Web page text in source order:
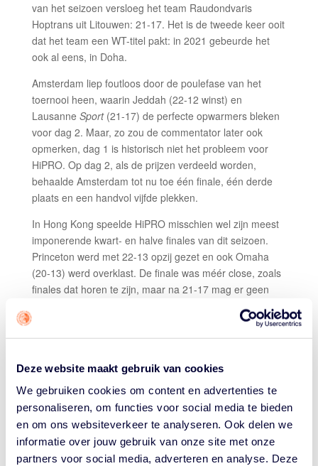
Deze website maakt gebruik van cookies
We gebruiken cookies om content en advertenties te
personaliseren, om functies voor social media te bieden
en om ons websiteverkeer te analyseren. Ook delen we
informatie over jouw gebruik van onze site met onze
partners voor social media, adverteren en analyse. Deze
van het seizoen versloeg het team Raudondvaris
Hoptrans uit Litouwen: 21-17. Het is de tweede keer ooit
dat het team een WT-titel pakt: in 2021 gebeurde het
ook al eens, in Doha.
Amsterdam liep foutloos door de poulefase van het
toernooi heen, waarin Jeddah (22-12 winst) en
Lausanne Sport(21-17) de perfecte opwarmers bleken
voor dag 2. Maar, zo zou de commentator later ook
opmerken, dag 1 is historisch niet het probleem voor
HiPRO. Op dag 2, als de prijzen verdeeld worden,
behaalde Amsterdam tot nu toe één finale, één derde
plaats en een handvol vijfde plekken.
In Hong Kong speelde HiPRO misschien wel zijn meest
imponerende kwart- en halve finales van dit seizoen.
Princeton werd met 22-13 opzij gezet en ook Omaha
(20-13) werd overklast. De finale was méér close, zoals
finales dat horen te zijn, maar na 21-17 mag er geen
twijfel over bestaan wie het sterkste team had in Hong
Kong.
Worthy de Jong scoorde 7 punten in de finale, waarin
iedereen voor Amsterdam tot scoren kwam. Ook in de
kwart- en halve finales was Worthy topscorer, maar
droeg iedereen zijn steentje aanvallend blij.
Het is dan ook mooi te zien dat de vier laatste scores